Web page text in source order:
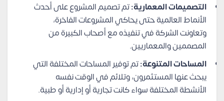
التصميمات المعمارية:تم تصميم المشروع على أحدث
الأنماط العالمية حتى يحاكي المشروعات الفاخرة،
وتعاونت الشركة في تنفيذه مع أصحاب الكبيرة من
المصممين والمعماريين.
المساحات المتنوعة:تم توفير المساحات المختلفة التي
يبحث عنها المستثمرون، وتلائم في الوقت نفسه
الأنشطة المختلفة سواء كانت تجارية أو إدارية أو طبية.